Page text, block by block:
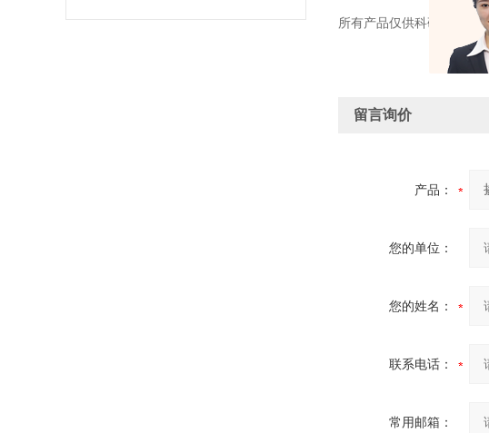
所有产品仅供科研使用，
留言询价
产品：
您的单位：
您的姓名：
联系电话：
常用邮箱：